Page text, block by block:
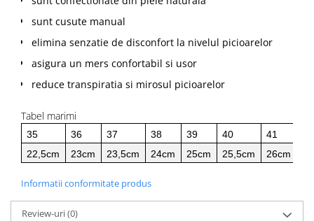
sunt cusute manual
elimina senzatie de disconfort la nivelul picioarelor
asigura un mers confortabil si usor
reduce transpiratia si mirosul picioarelor
Tabel marimi
35 36 37 38 39 40 41
22,5cm
23cm 23,5cm 24cm 25cm 25,5cm 26cm
Informatii conformitate produs
Review-uri(0)